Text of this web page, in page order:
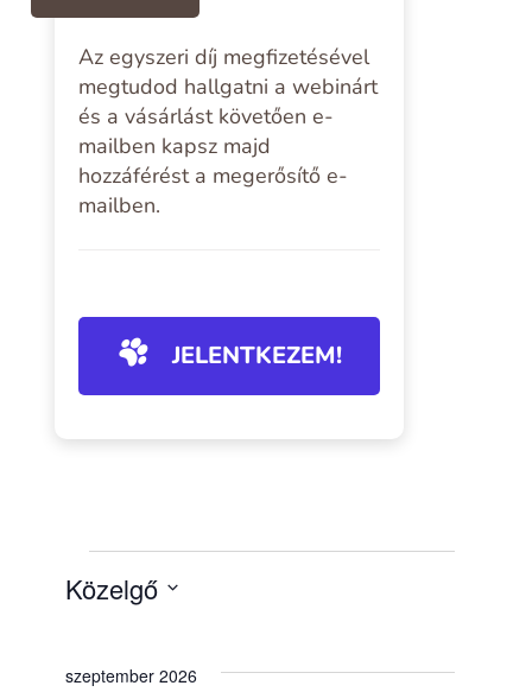
Az egyszeri díj megfizetésével
megtudod hallgatni a webinárt
és a vásárlást követően e-
mailben kapsz majd
hozzáférést a megerősítő e-
mailben.
JELENTKEZEM!
Közelgő
kiválasztása.
szeptember 2026